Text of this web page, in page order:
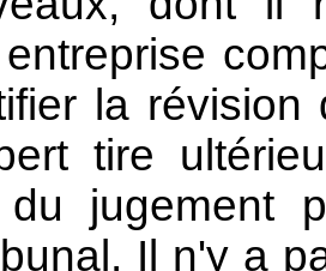
la
tire
du jugement
Il n'y a